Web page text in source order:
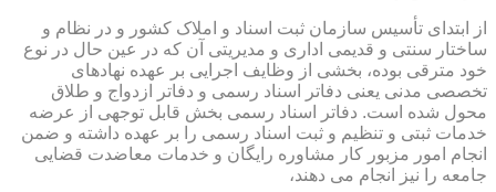
از ابتدای تأسیس سازمان ثبت اسناد و املاک کشور و در نظام و
ساختار سنتی و قدیمی اداری و مدیریتی آن که در عین حال در نوع
خود مترقی بوده، بخشی از وظایف اجرایی بر عهده نهادهای
تخصصی مدنی یعنی دفاتر اسناد رسمی و دفاتر ازدواج و طلاق
محول شده است. دفاتر اسناد رسمی بخش قابل توجهی از عرضه
خدمات ثبتی و تنظیم و ثبت اسناد رسمی را بر عهده داشته و ضمن
انجام امور مزبور کار مشاوره رایگان و خدمات معاضدت قضایی
جامعه را نیز انجام می دهند،